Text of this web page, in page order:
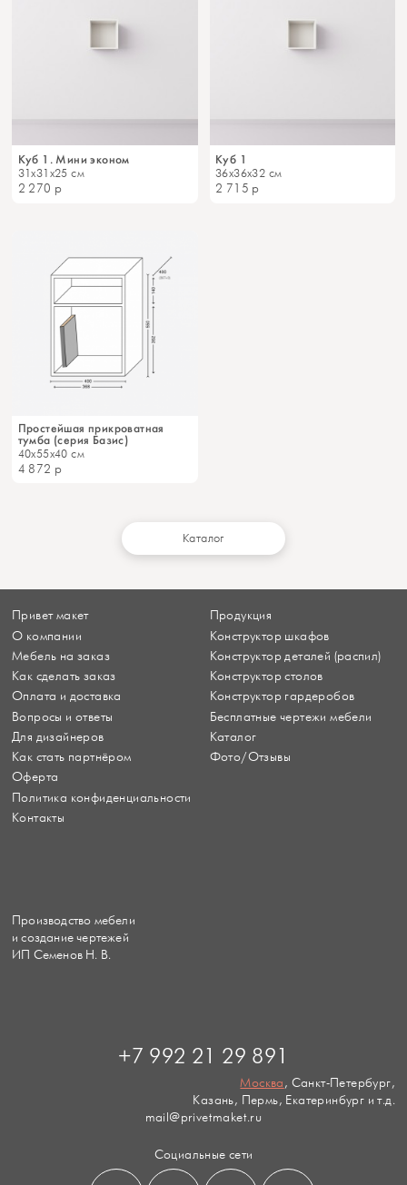
Куб 1. Мини эконом
31x31x25 см
2 270 р
Куб 1
36x36x32 см
2 715 р
Простейшая прикроватная
тумба (серия Базис)
40x55x40 см
4 872 р
Каталог
Привет макет
О компании
Мебель на заказ
Как сделать заказ
Оплата и доставка
Вопросы и ответы
Для дизайнеров
Как стать партнёром
Оферта
Политика конфиденциальности
Контакты
Продукция
Конструктор шкафов
Конструктор деталей (распил)
Конструктор столов
Конструктор гардеробов
Бесплатные чертежи мебели
Каталог
Фото/Отзывы
Производство мебели
и создание чертежей
ИП Семенов Н. В.
+7 992 21 29 891
Москва, Санкт-Петербург,
Казань, Пермь, Екатеринбург и т.д.
mail@privetmaket.ru
Социальные сети